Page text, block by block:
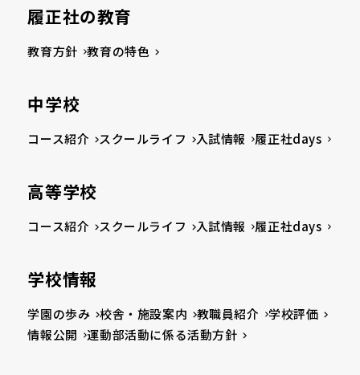
履正社の教育
教育方針 教育の特色
中学校
コース紹介 スクールライフ 入試情報 履正社days
高等学校
コース紹介 スクールライフ 入試情報 履正社days
学校情報
学園の歩み 校舎・施設案内 教職員紹介
学校評価
情報公開
運動部活動に係る活動方針